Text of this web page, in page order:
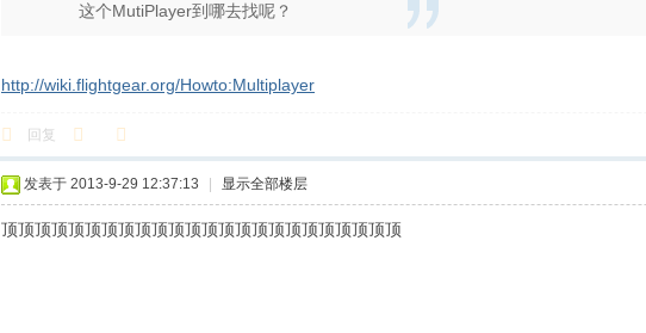
这个MutiPlayer到哪去找呢？
http://wiki.flightgear.org/Howto:Multiplayer
回复
发表于 2013-9-29 12:37:13 显示全部楼层
顶顶顶顶顶顶顶顶顶顶顶顶顶顶顶顶顶顶顶顶顶顶顶顶